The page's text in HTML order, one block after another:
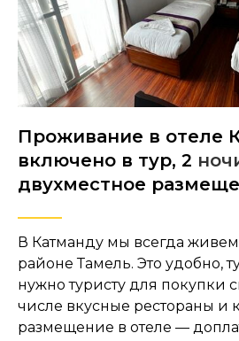
Проживание в отеле
включено в тур, 2
двухместное
В Катманду мы всегда
районе Тамель. Это удобно,
нужно туристу для покупки
числе вкусные рестораны и
размещение в отеле —